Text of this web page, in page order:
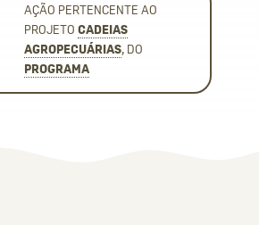
AÇÃO PERTENCENTE AO
PROJETO CADEIAS
AGROPECUÁRIAS, DO
PROGRAMA